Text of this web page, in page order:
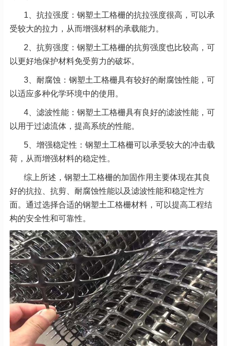
1、抗拉强度：钢塑土工格栅的抗拉强度很高，可以承
受较大的拉力，从而增强材料的承载能力。
2、抗剪强度：钢塑土工格栅的抗剪强度也比较高，可
以更好地保护材料免受剪力的破坏。
3、耐腐蚀：钢塑土工格栅具有较好的耐腐蚀性能，可
以适应多种化学环境中的使用。
4、滤波性能：钢塑土工格栅具有良好的滤波性能，可
以用于过滤流体，提高系统的性能。
5、增强稳定性：钢塑土工格栅可以承受较大的冲击载
荷，从而增强材料的稳定性。
综上所述，钢塑土工格栅的加固作用主要体现在其良
好的抗拉、抗剪、耐腐蚀性能以及滤波性能和稳定性方
面。通过选择合适的钢塑土工格栅材料，可以提高工程结
构的安全性和可靠性。